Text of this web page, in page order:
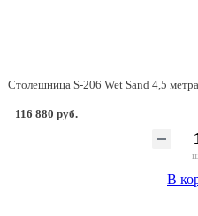
Столешница S-206 Wet Sand 4,5 метра
116 880 руб.
В